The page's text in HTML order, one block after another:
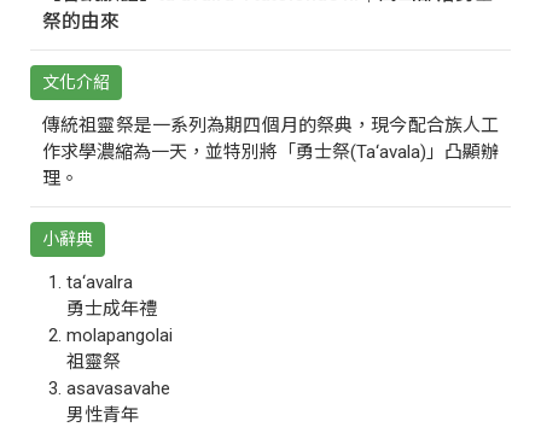
祭的由來
文化介紹
傳統祖靈祭是一系列為期四個月的祭典，現今配合族人工
作求學濃縮為一天，並特別將「勇士祭(Ta‘avala)」凸顯辦
理。
小辭典
ta‘avalra
勇士成年禮
molapangolai
祖靈祭
asavasavahe
男性青年